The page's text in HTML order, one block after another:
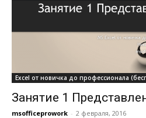
Excel от новичка до профессионала
Занятие 1
msofficeprowork - 2 февраля, 2016